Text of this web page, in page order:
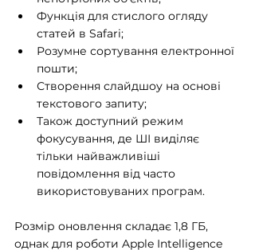
Функція для стислого огляду
статей в Safari;
Розумне сортування електронної
пошти;
Створення слайдшоу на основі
текстового запиту;
Також доступний режим
фокусування, де ШІ виділяє
тільки найважливіші
повідомлення від часто
використовуваних програм.
Розмір оновлення складає 1,8 ГБ,
однак для роботи Apple Intelligence